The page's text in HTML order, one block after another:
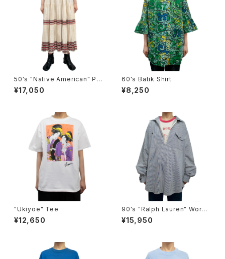
50's "Native American" Ple
ats Skirt
¥17,050
60's Batik Shirt
¥8,250
"Ukiyoe" Tee
¥12,650
90's "Ralph Lauren" Work
Pullover Shirt
¥15,950